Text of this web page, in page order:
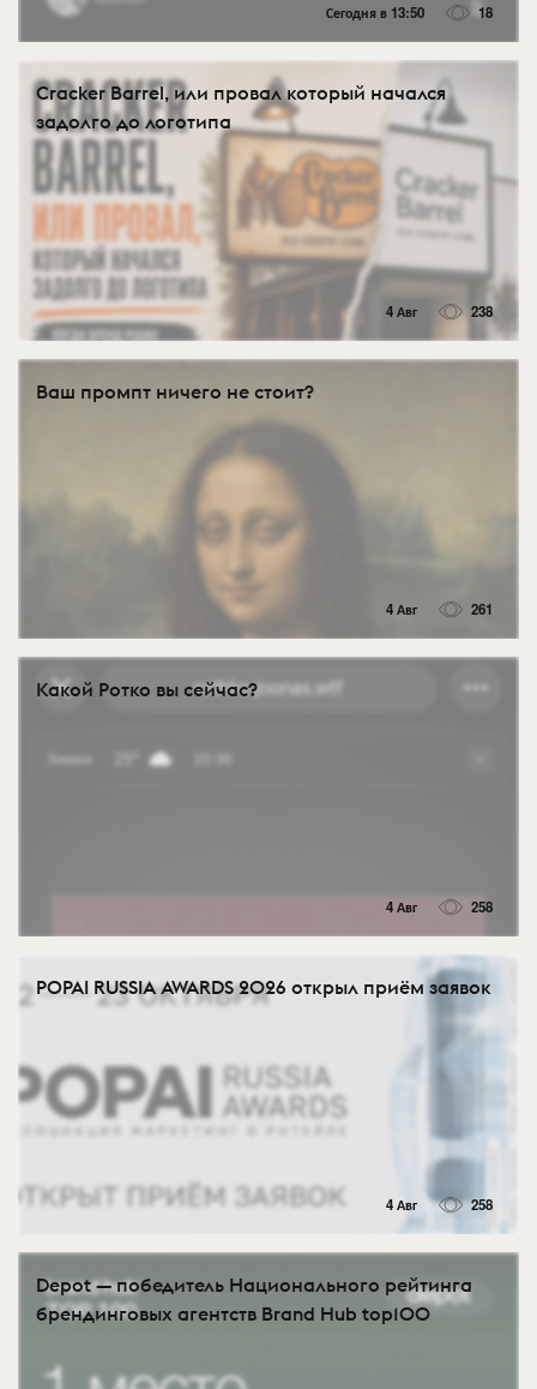
Сегодня в 13:50 18
Cracker Barrel, или провал который начался
задолго до логотипа
4 Авг 238
Ваш промпт ничего не стоит?
4 Авг 261
Какой Ротко вы сейчас?
4 Авг 258
POPAI RUSSIA AWARDS 2026 открыл приём заявок
4 Авг 258
Depot — победитель Национального рейтинга
брендинговых агентств Brand Hub top100